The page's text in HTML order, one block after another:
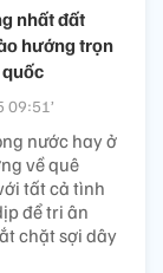
nhất đất
hướng trọn
nước hay ở
về quê
tất cả tình
để tri ân
chặt sợi dây